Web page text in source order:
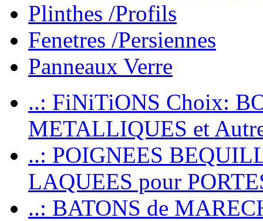
Plinthes /Profils
Fenetres /Persiennes
Panneaux Verre
..: FiNiTiONS Choix:
METALLIQUES et
..: POIGNEES
LAQUEES pour
..: BATONS de